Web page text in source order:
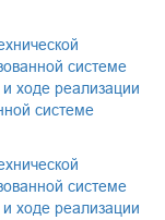
системе
ходе реализации
системе
системе
ходе реализации